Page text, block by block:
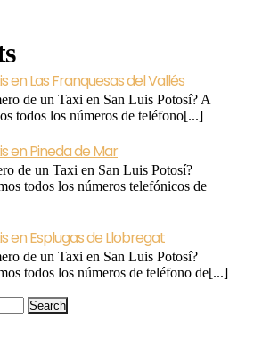
en Las Franquesas del Vallés
de un Taxi en San Luis Potosí? A
todos los números de teléfono[...]
en Pineda de Mar
de un Taxi en San Luis Potosí?
todos los números telefónicos de
en Esplugas de Llobregat
de un Taxi en San Luis Potosí?
todos los números de teléfono de[...]